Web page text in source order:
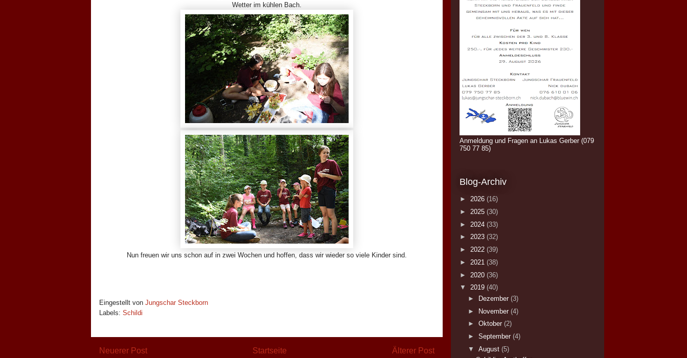
Wetter im kühlen Bach.
Nun freuen wir uns schon auf in zwei Wochen und hoffen, dass wir wieder so viele Kinder sind.
Eingestellt von Jungschar Steckborn
Labels: Schildi
Neuerer Post Älterer Post
Startseite
Anmeldung und Fragen an Lukas Gerber (079
750 77 85)
Blog-Archiv
► 2026 (16)
► 2025 (30)
► 2024 (33)
► 2023 (32)
► 2022 (39)
► 2021 (38)
► 2020 (36)
▼ 2019 (40)
►
Dezember (3)
► November (4)
► Oktober (2)
► September (4)
▼ August (5)